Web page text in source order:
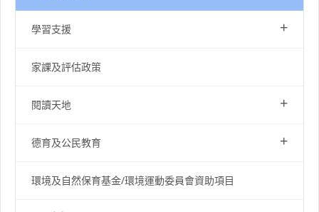
學習支援 +
家課及評估政策
閱讀天地 +
德育及公民教育 +
環境及自然保育基金/環境運動委員會資助項目